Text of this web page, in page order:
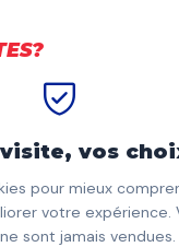
2026
programmes
vos
pour mieux
votre expérience.
sont jamais vendues.